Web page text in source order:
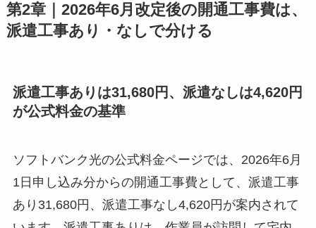
第2章｜2026年6月改定後の開通工事費は、
派遣工事あり・なしで分ける
派遣工事ありは31,680円、派遣なしは4,620円
が公式料金の基準
ソフトバンク光の公式料金ページでは、2026年6月
1日申し込み分からの開通工事費として、派遣工事
あり31,680円、派遣工事なし4,620円が案内されて